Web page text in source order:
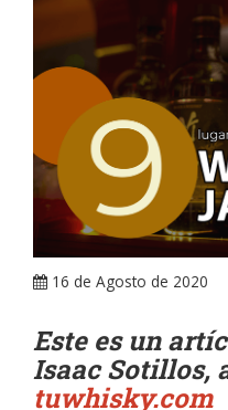
16 de Agosto de 2020
Este es un
Isaac Sotillos,
tuwhisky.com